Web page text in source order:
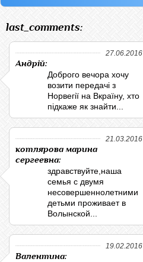
last_comments:
27.06.2016
Андрій:
Доброго вечора хочу
возити передачі з
Норвегії на Вкраїну, хто
підкаже як знайти...
21.03.2016
котлярова марина
сергеевна:
здравствуйте,наша
семья с двумя
несовершеннолетними
детьми проживает в
Волынской...
19.02.2016
Валентина: